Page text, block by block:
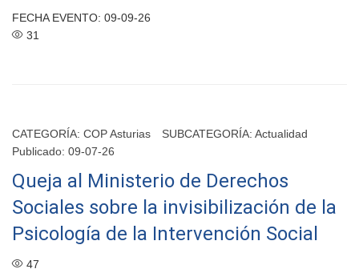
FECHA EVENTO: 09-09-26
31
CATEGORÍA: COP Asturias SUBCATEGORÍA: Actualidad
Publicado: 09-07-26
Queja al Ministerio de Derechos
Sociales sobre la invisibilización de la
Psicología de la Intervención Social
47